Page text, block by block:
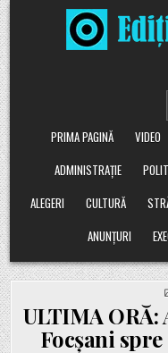
Skip
to
content
PRIMA PAGINĂ
VIDEO
ADMINISTRAȚIE
ALEGERI
CULTURĂ
ANUNȚURI
ULTIMA
Focșani